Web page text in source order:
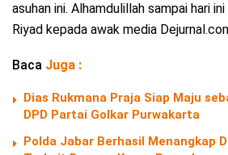
asuhan ini. Alhamdulillah sampai hari
Riyad kepada awak media
Baca Juga :
Dias Rukmana Praja Siap Maju
DPD Partai Golkar Purwakarta
Polda Jabar Berhasil Menangkap